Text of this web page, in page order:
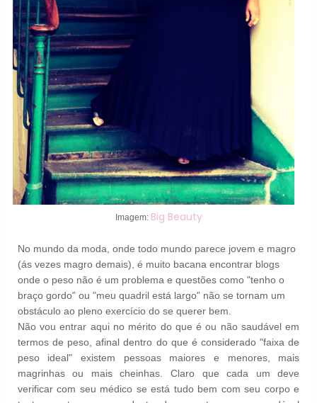
Imagem: Big Beauty
No mundo da moda, onde todo mundo parece jovem e magro
(ás vezes magro demais), é muito bacana encontrar blogs
onde o peso não é um problema e questões como "tenho o
braço gordo" ou "meu quadril está largo" não se tornam um
obstáculo ao pleno exercício do se querer bem.
Não vou entrar aqui no mérito do que é ou não saudável em
termos de peso, afinal dentro do que é considerado "faixa de
peso ideal" existem pessoas maiores e menores, mais
magrinhas ou mais cheinhas. Claro que cada um deve
verificar com seu médico se está tudo bem com seu corpo e